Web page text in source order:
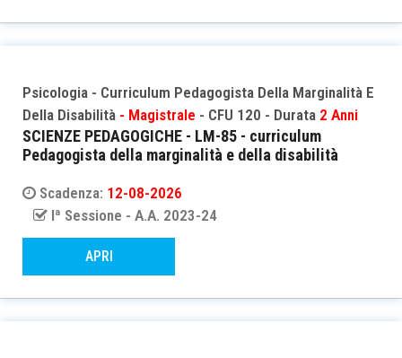
Psicologia - Curriculum Pedagogista Della Marginalità E
Della Disabilità - Magistrale - CFU 120 - Durata 2 Anni
SCIENZE PEDAGOGICHE - LM-85 - curriculum
Pedagogista della marginalità e della disabilità
Scadenza: 12-08-2026
Iª Sessione - A.A. 2023-24
APRI